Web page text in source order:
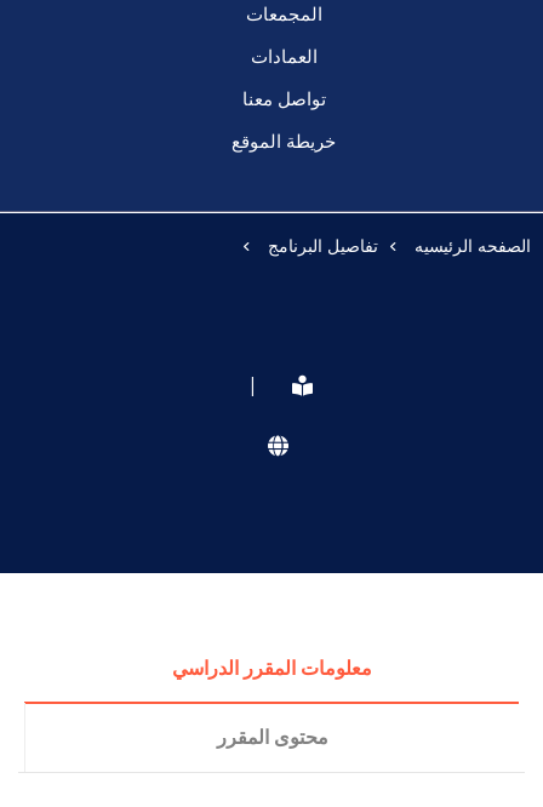
المجمعات
العمادات
تواصل معنا
خريطة الموقع
الصفحه الرئيسيه تفاصيل البرنامج
|
معلومات المقرر الدراسي
محتوى المقرر